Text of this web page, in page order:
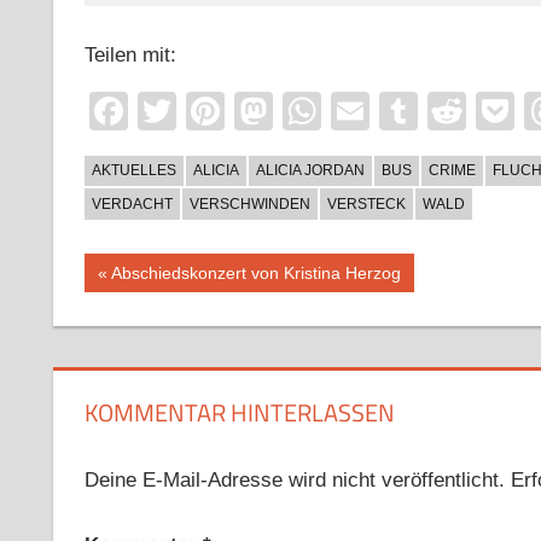
Teilen mit:
Facebook
TwitterPinterest
Mastodon
WhatsApp
EmailTumblr
AKTUELLES ALICIA ALICIA JORDAN BUS CRIME
VERDACHT
VERSCHWINDEN VERSTECK WALD
Beitragsnavigation
Vorheriger
Abschiedskonzert von Kristina Herzog
KOMMENTAR HINTERLASSEN
Deine E-Mail-Adresse wird nicht veröffentlicht.